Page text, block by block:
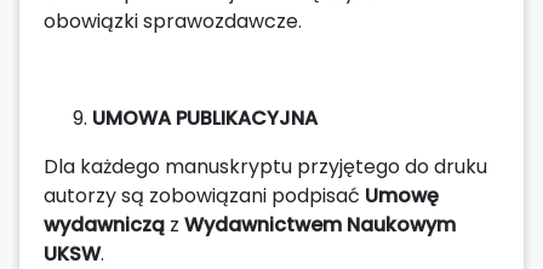
obowiązki sprawozdawcze.
UMOWA PUBLIKACYJNA
Dla każdego manuskryptu przyjętego do druku
autorzy są zobowiązani podpisać Umowę
wydawniczą z Wydawnictwem Naukowym
UKSW.